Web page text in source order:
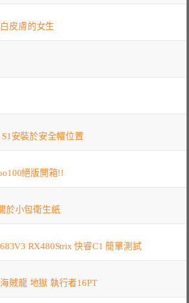
皮膚的女生
安裝於安全帽位置
絕版開箱!!
於小包衛生紙
RX480Strix 快睿C1 簡單測試
賊龍 地獄 執行者16PT